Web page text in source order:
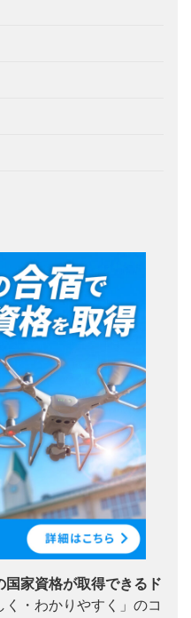
国家資格が取得できるド
く・わかりやすく」のコ